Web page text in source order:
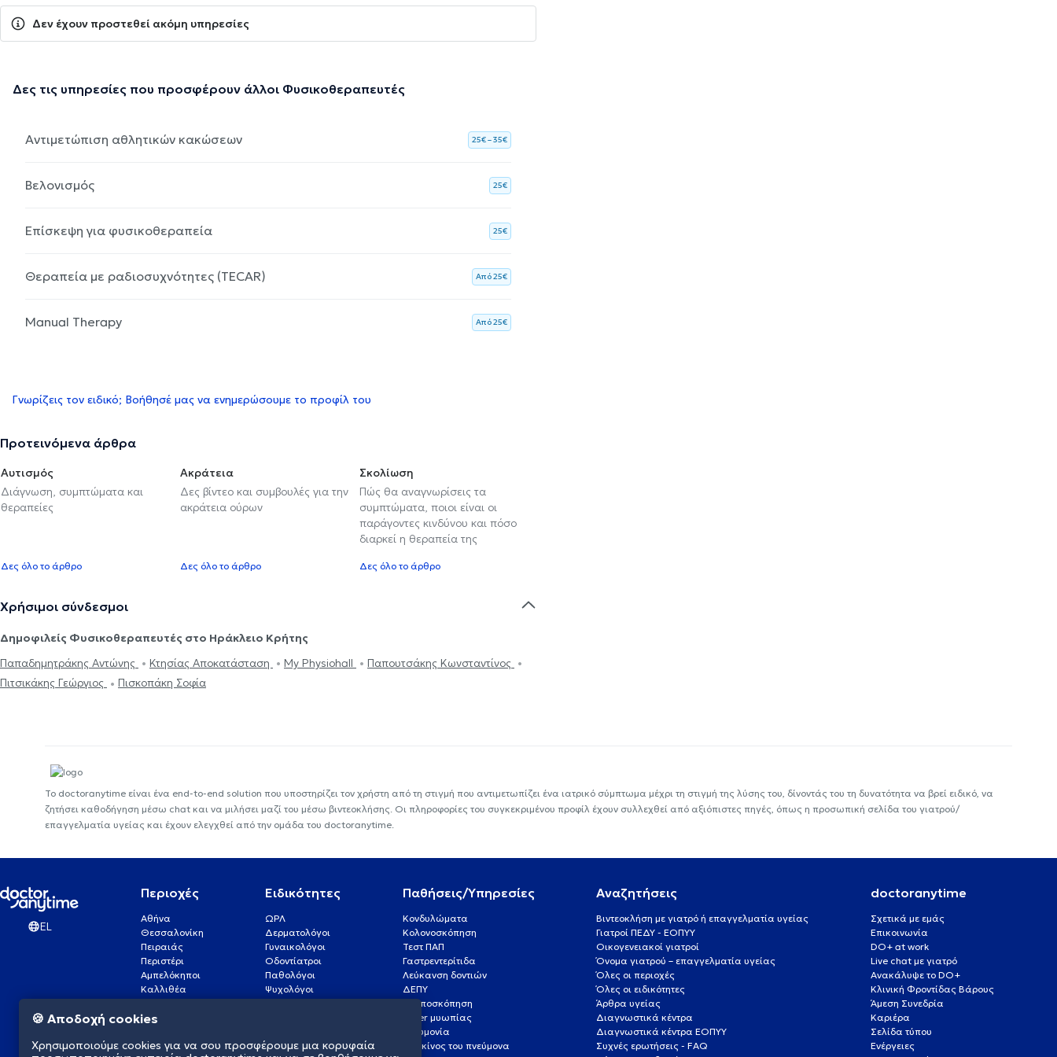
Δεν έχουν προστεθεί ακόμη υπηρεσίες
Δες τις υπηρεσίες που προσφέρουν άλλοι Φυσικοθεραπευτές
Αντιμετώπιση αθλητικών κακώσεων 25€ – 35€
Βελονισμός 25€
Επίσκεψη για φυσικοθεραπεία 25€
Θεραπεία με ραδιοσυχνότητες (TECAR) Aπό 25€
Manual Therapy Aπό 25€
Γνωρίζεις τον ειδικό; Βοήθησέ μας να ενημερώσουμε το προφίλ του
Προτεινόμενα άρθρα
Αυτισμός
Διάγνωση, συμπτώματα και
θεραπείες
Δες όλο το άρθρο
Ακράτεια
Δες βίντεο και συμβουλές για την
ακράτεια ούρων
Δες όλο το άρθρο
Σκολίωση
Πώς θα αναγνωρίσεις τα
συμπτώματα, ποιοι είναι οι
παράγοντες κινδύνου και πόσο
διαρκεί η θεραπεία της
Δες όλο το άρθρο
Χρήσιμοι σύνδεσμοι
Δημοφιλείς Φυσικοθεραπευτές στο Ηράκλειο Κρήτης
Παπαδημητράκης Αντώνης
Κτησίας Αποκατάσταση My Physiohall
Παπουτσάκης Κωνσταντίνος
Πιτσικάκης Γεώργιος
Πισκοπάκη Σοφία
Το doctoranytime είναι ένα end-to-end solution που υποστηρίζει τον χρήστη από τη στιγμή που αντιμετωπίζει ένα ιατρικό σύμπτωμα μέχρι τη στιγμή της λύσης του, δίνοντάς του τη δυνατότητα να βρεί ειδικό, να
ζητήσει καθοδήγηση μέσω chat και να μιλήσει μαζί του μέσω βιντεοκλήσης. Οι πληροφορίες του συγκεκριμένου προφίλ έχουν συλλεχθεί από αξιόπιστες πηγές, όπως η προσωπική σελίδα του γιατρού/
επαγγελματία υγείας και έχουν ελεγχθεί από την ομάδα του doctoranytime.
EL
Περιοχές
Αθήνα
Θεσσαλονίκη
Πειραιάς
Περιστέρι
Αμπελόκηποι
Καλλιθέα
Γλυφάδα
Νέα Σμύρνη
Ειδικότητες
ΩΡΛ
Δερματολόγοι
Γυναικολόγοι
Οδοντίατροι
Παθολόγοι
Ψυχολόγοι
Καρδιολόγοι
Παθήσεις/Υπηρεσίες
Κονδυλώματα
Κολονοσκόπηση
Τεστ ΠΑΠ
Γαστρεντερίτιδα
Λεύκανση δοντιών
ΔΕΠΥ
Κολποσκόπηση
Laser μυωπίας
Πνευμονία
Καρκίνος του πνεύμονα
Αναζητήσεις
Βιντεοκλήση με γιατρό ή επαγγελματία υγείας
Γιατροί ΠΕΔΥ - ΕΟΠΥΥ
Οικογενειακοί γιατροί
Όνομα γιατρού – επαγγελματία υγείας
Όλες οι περιοχές
Όλες οι ειδικότητες
Άρθρα υγείας
Διαγνωστικά κέντρα
Διαγνωστικά κέντρα ΕΟΠΥΥ
Συχνές ερωτήσεις - FAQ
doctoranytime
Σχετικά με εμάς
Επικοινωνία
DO+ at work
Live chat με γιατρό
Ανακάλυψε το DO+
Κλινική Φροντίδας Βάρους
Άμεση Συνεδρία
Καριέρα
Σελίδα τύπου
Ενέργειες
🍪 Αποδοχή cookies
Χρησιμοποιούμε cookies για να σου προσφέρουμε μια κορυφαία